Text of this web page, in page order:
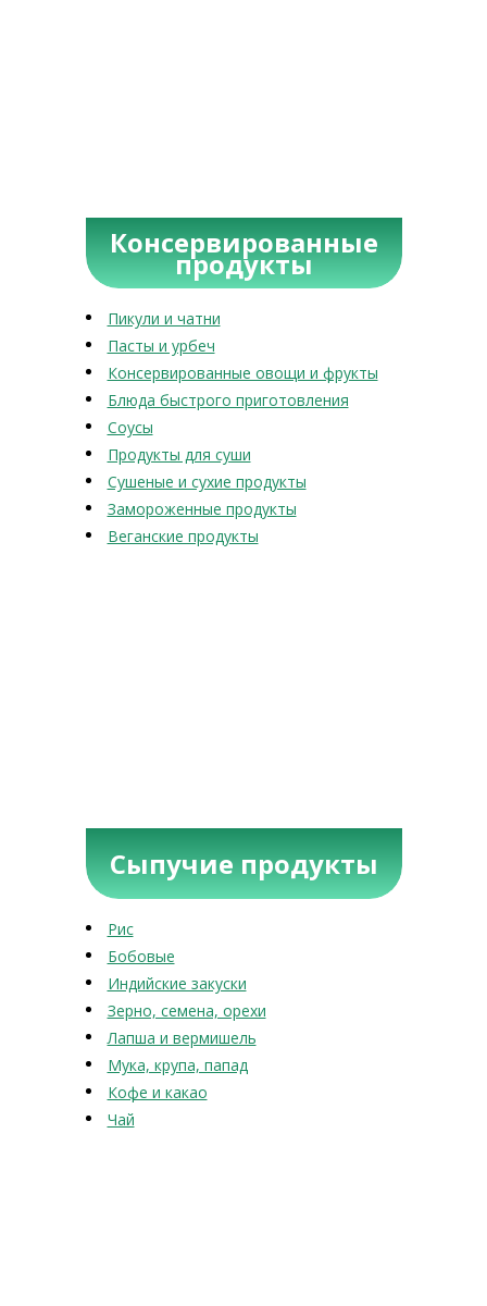
Консервированные
продукты
Пикули и чатни
Пасты и урбеч
Консервированные овощи и фрукты
Блюда быстрого приготовления
Соусы
Продукты для суши
Сушеные и сухие продукты
Замороженные продукты
Веганские продукты
Сыпучие продукты
Рис
Бобовые
Индийские закуски
Зерно, семена, орехи
Лапша и вермишель
Мука, крупа, папад
Кофе и какао
Чай